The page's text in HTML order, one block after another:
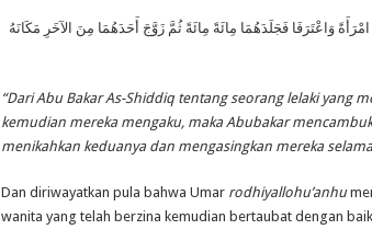
وَاعْتَرَفَا فَجَلَدَهُمَا مِائَةً مِائَةً ثُمَّ زَوَّجَ أَحَدَهُمَا مِنَ الآخَرِ مَكَانَهُ
“Dari Abu Bakar As-Shiddiq tentang seorang lelaki yang
kemudian mereka mengaku, maka Abubakar
menikahkan keduanya dan mengasingkan mereka
Dan diriwayatkan pula bahwa Umar rodhiyallohu’anhu
wanita yang telah berzina kemudian bertaubat dengan